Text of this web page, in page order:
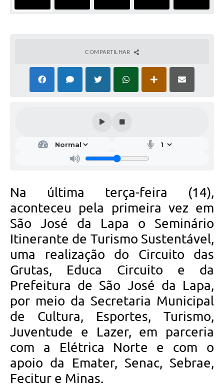
COMPARTILHAR
Na última terça-feira (14),
aconteceu pela primeira vez em
São José da Lapa o Seminário
Itinerante de Turismo Sustentável,
uma realização do Circuito das
Grutas, Educa Circuito e da
Prefeitura de São José da Lapa,
por meio da Secretaria Municipal
de Cultura, Esportes, Turismo,
Juventude e Lazer, em parceria
com a Elétrica Norte e com o
apoio da Emater, Senac, Sebrae,
Fecitur e Minas.